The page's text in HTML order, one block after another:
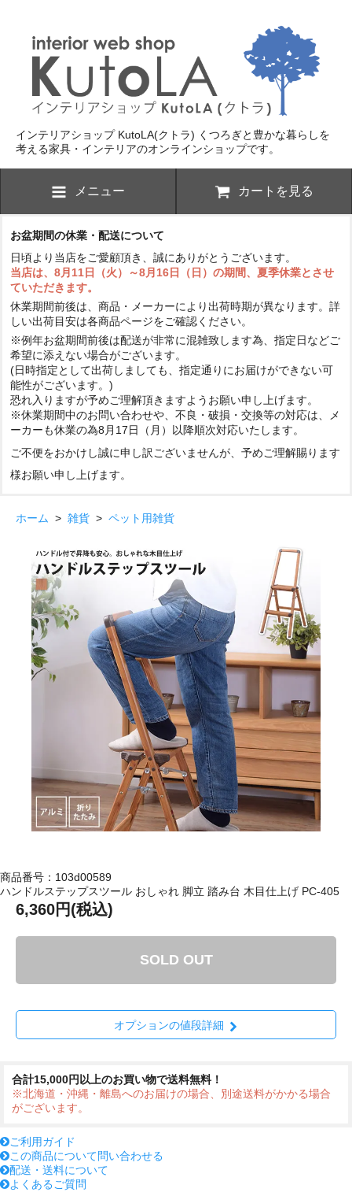
インテリアショップ KutoLA(クトラ) くつろぎと豊かな暮らしを
考える家具・インテリアのオンラインショップです。
メニュー カートを見る
お盆期間の休業・配送について
日頃より当店をご愛顧頂き、誠にありがとうございます。
当店は、8月11日（火）～8月16日（日）の期間、夏季休業とさせ
ていただきます。
休業期間前後は、商品・メーカーにより出荷時期が異なります。詳
しい出荷目安は各商品ページをご確認ください。
※例年お盆期間前後は配送が非常に混雑致します為、指定日などご
希望に添えない場合がございます。
(日時指定として出荷しましても、指定通りにお届けができない可
能性がございます。)
恐れ入りますが予めご理解頂きますようお願い申し上げます。
※休業期間中のお問い合わせや、不良・破損・交換等の対応は、メ
ーカーも休業の為8月17日（月）以降順次対応いたします。
ご不便をおかけし誠に申し訳ございませんが、予めご理解賜ります
様お願い申し上げます。
ホーム > 雑貨 > ペット用雑貨
商品番号：103d00589
ハンドルステップスツール おしゃれ 脚立 踏み台 木目仕上げ PC-405
6,360円(税込)
SOLD OUT
オプションの値段詳細
合計15,000円以上のお買い物で送料無料！
※北海道・沖縄・離島へのお届けの場合、別途送料がかかる場合
がございます。
ご利用ガイド
この商品について問い合わせる
配送・送料について
よくあるご質問